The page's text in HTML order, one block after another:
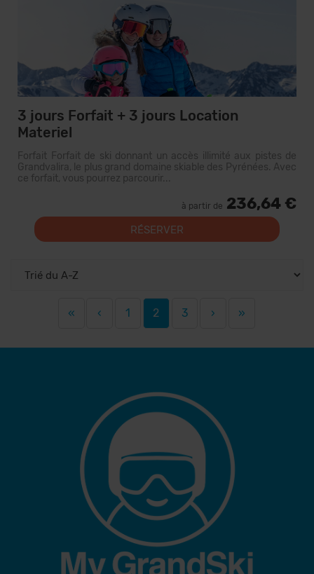
3 jours Forfait + 3 jours Location
Materiel
Forfait Forfait de ski donnant un accès illimité aux pistes de
Grandvalira, le plus grand domaine skiable des Pyrénées. Avec
ce forfait, vous pourrez parcourir...
à partir de 236,64 €
RÉSERVER
« ‹ 1 2 3 › »